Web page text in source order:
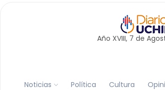
Año XVIII, 7 de
Noticias Política Cultura